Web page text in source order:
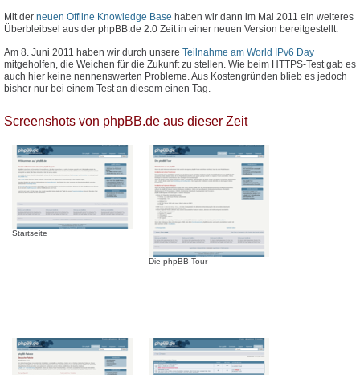
Mit der neuen Offline Knowledge Base haben wir dann im Mai 2011 ein weiteres
Überbleibsel aus der phpBB.de 2.0 Zeit in einer neuen Version bereitgestellt.
Am 8. Juni 2011 haben wir durch unsere Teilnahme am World IPv6 Day
mitgeholfen, die Weichen für die Zukunft zu stellen. Wie beim HTTPS-Test gab es
auch hier keine nennenswerten Probleme. Aus Kostengründen blieb es jedoch
bisher nur bei einem Test an diesem einen Tag.
Screenshots von phpBB.de aus dieser Zeit
Startseite
Die phpBB-Tour